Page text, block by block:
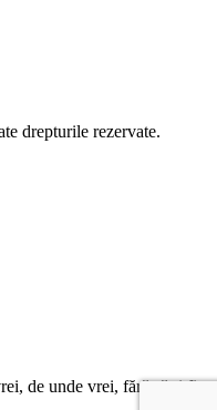
drepturile rezervate.
de unde vrei, fără să-ți fie